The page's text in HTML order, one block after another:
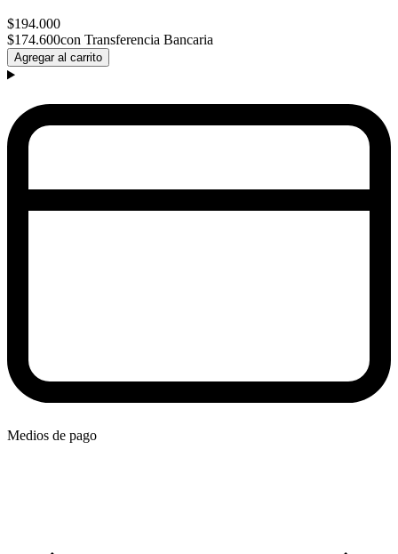
$194.000
$174.600con Transferencia Bancaria
Agregar al carrito
Medios de pago